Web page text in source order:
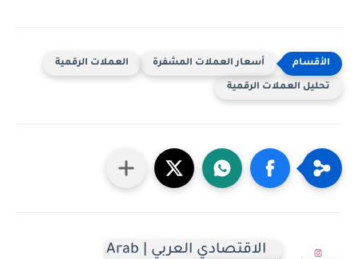
أسعار العملات المشفرة العملات الرقمية
تحليل العملات الرقمية
الاقتصادي العربي | Arab